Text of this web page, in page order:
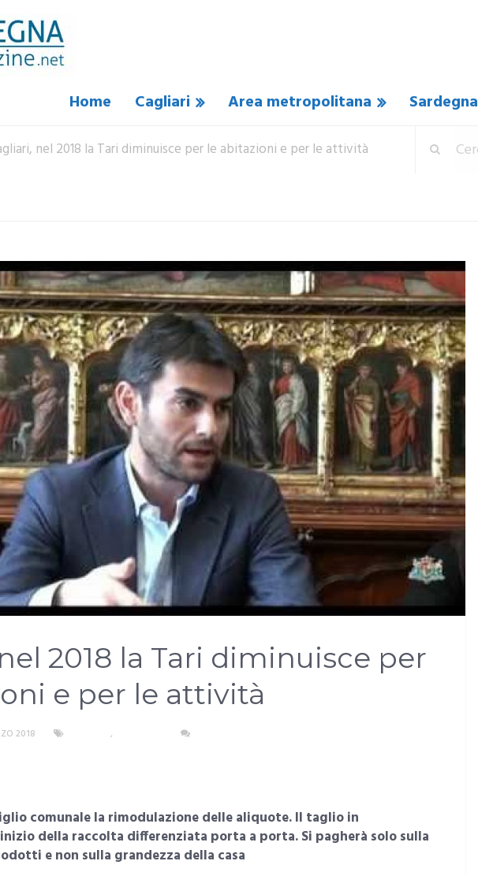
Home Cagliari Area metropolitana Sardegna
nel 2018 la Tari diminuisce per le abitazioni e per le attività
2018 la Tari diminuisce per
e per le attività
2018 ,
comunale la rimodulazione delle aliquote. Il taglio in
della raccolta differenziata porta a porta. Si pagherà solo sulla
e non sulla grandezza della casa